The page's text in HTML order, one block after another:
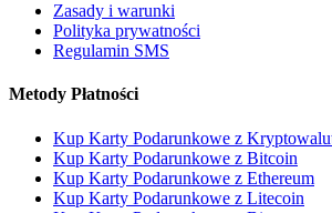
Zasady i warunki
Polityka prywatności
Regulamin SMS
Metody Płatności
Kup Karty Podarunkowe z
Kup Karty Podarunkowe z Bitcoin
Kup Karty Podarunkowe z Ethereum
Kup Karty Podarunkowe z Litecoin